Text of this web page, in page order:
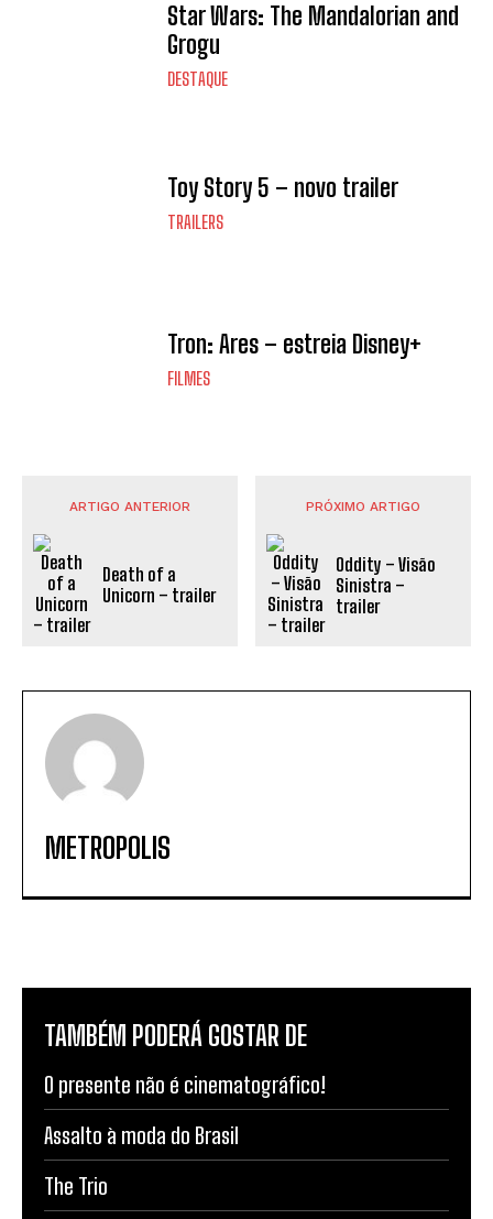
Star Wars: The Mandalorian and
Grogu
DESTAQUE
Toy Story 5 – novo trailer
TRAILERS
Tron: Ares – estreia Disney+
FILMES
ARTIGO ANTERIOR
Death of a
Unicorn – trailer
PRÓXIMO ARTIGO
Oddity – Visão
Sinistra –
trailer
METROPOLIS
TAMBÉM PODERÁ GOSTAR DE
O presente não é cinematográfico!
Assalto à moda do Brasil
The Trio